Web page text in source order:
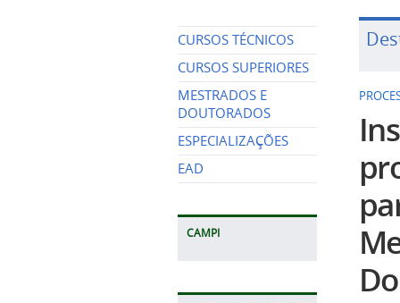
CURSOS TÉCNICOS
CURSOS SUPERIORES
MESTRADOS E
DOUTORADOS
ESPECIALIZAÇÕES
EAD
CAMPI